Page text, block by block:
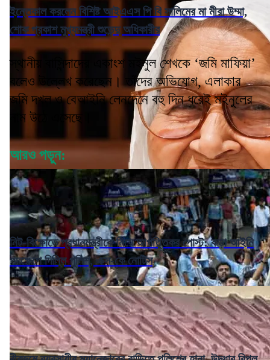
ইন্তেকাল করলেন বিশিষ্ট আইএএস পি বি সালিমের মা মীরা উম্মা,
শোক প্রকাশ মুখ্যমন্ত্রী শুভেন্দু অধিকারীর
স্থানীয় বাসিন্দাদের একাংশ মইনুল শেখকে ‘জমি মাফিয়া’
বলেও উল্লেখ করেছেন। তাঁদের অভিযোগ, এলাকার
জমি দখল ও বেআইনি লেনদেনে বহু দিন ধরেই মইনুলের
নাম উঠে এসেছে।
আরও পড়ুন:
নিট-বিক্ষোভে প্রধানমন্ত্রীকে নিয়ে আপত্তিকর পোস্ট: কড়া আইনি
পদক্ষেপে দিল্লি পুলিশ, এক্স-কে নোটিস